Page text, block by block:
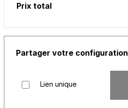
Prix total
Partager votre configuration
Lien unique